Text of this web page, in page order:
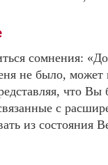
сомнения:
не было, может
что Вы
с
из